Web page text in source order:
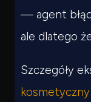
— agent
ale dlatego
Szczegóły